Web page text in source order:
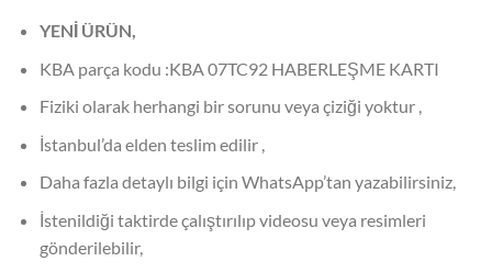
YENİ ÜRÜN,
KBA parça kodu :KBA 07TC92 HABERLEŞME KARTI
Fiziki olarak herhangi bir sorunu veya çiziği yoktur ,
İstanbul’da elden teslim edilir ,
Daha fazla detaylı bilgi için WhatsApp’tan yazabilirsiniz,
İstenildiği taktirde çalıştırılıp videosu veya resimleri
gönderilebilir,